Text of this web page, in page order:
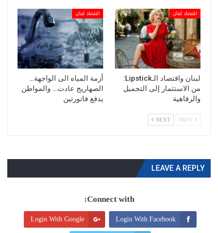
اقتصاد لبنان
لبنان واقتصاد الـLipstick:
من الاستثمار إلى التجميل
والرفاهية
اقتصاد لبنان
أزمة المياه الى الواجهة…
الصهاريج عادت… والمواطن
يدفع فاتورتين
NEXT
LEAVE A REPLY
Connect with:
Login With Facebook
Login With Google